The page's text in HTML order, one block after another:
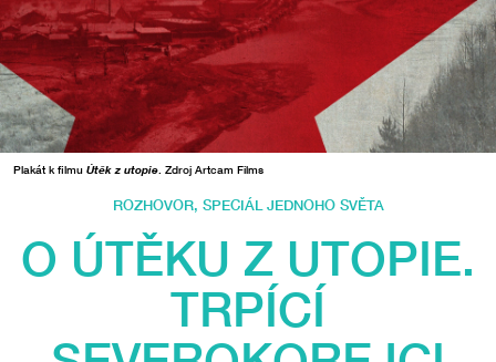
Plakát k filmu Útěk z utopie . Zdroj Artcam Films
ROZHOVOR, SPECIÁL JEDNOHO SVĚTA
O ÚTĚKU Z UTOPIE.
TRPÍCÍ